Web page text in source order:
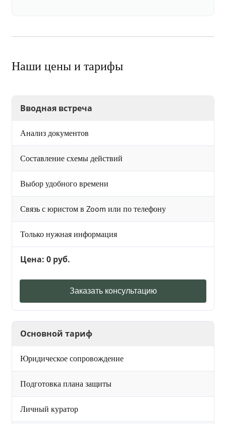
Наши цены и тарифы
Вводная встреча
Анализ документов
Составление схемы действий
Выбор удобного времени
Связь с юристом в Zoom или по телефону
Только нужная информация
Цена: 0 руб.
Заказать консультацию
Основной тариф
Юридическое сопровождение
Подготовка плана защиты
Личный куратор